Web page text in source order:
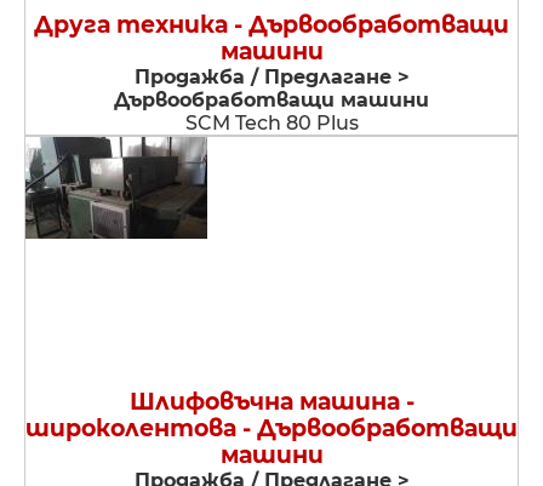
Друга техника - Дървообработващи
машини
Продажба / Предлагане >
Дървообработващи машини
SCM Tech 80 Plus
Шлифовъчна машина -
широколентова - Дървообработващи
машини
Продажба / Предлагане >